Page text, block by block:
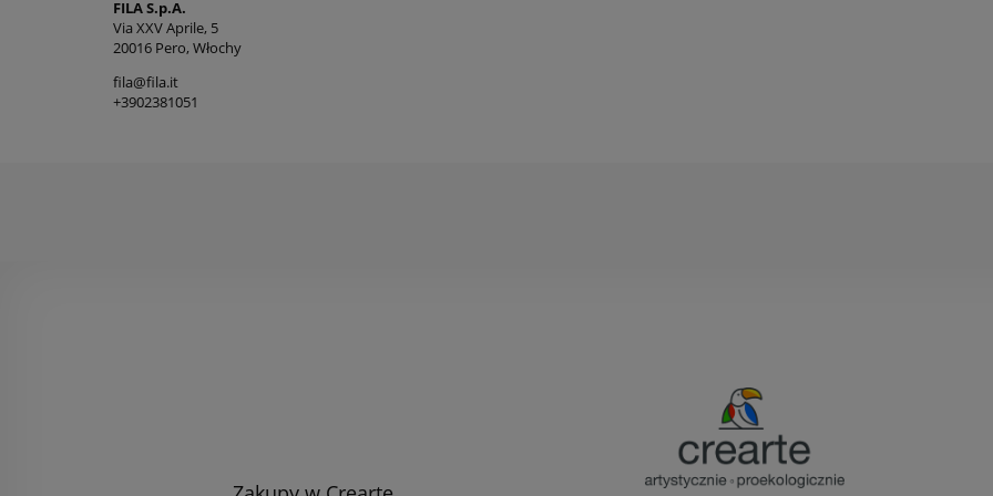
FILA S.p.A.
Via XXV Aprile, 5
20016 Pero, Włochy
fila@fila.it
+3902381051